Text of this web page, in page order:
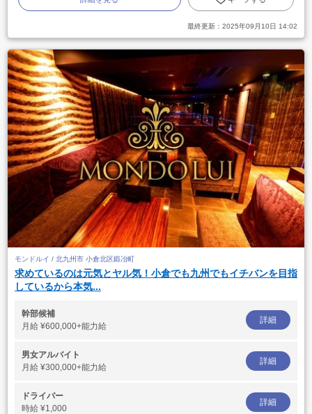
最終更新： 2025年09月10日 14:02
モンドルイ / 北九州市 小倉北区鍛冶町
求めているのは元気とヤル気！小倉でも九州でもイチバンを目指
しているから本気...
幹部候補
月給 ¥600,000+能力給
詳細
男女アルバイト
月給 ¥300,000+能力給
詳細
ドライバー
時給 ¥1,000
詳細